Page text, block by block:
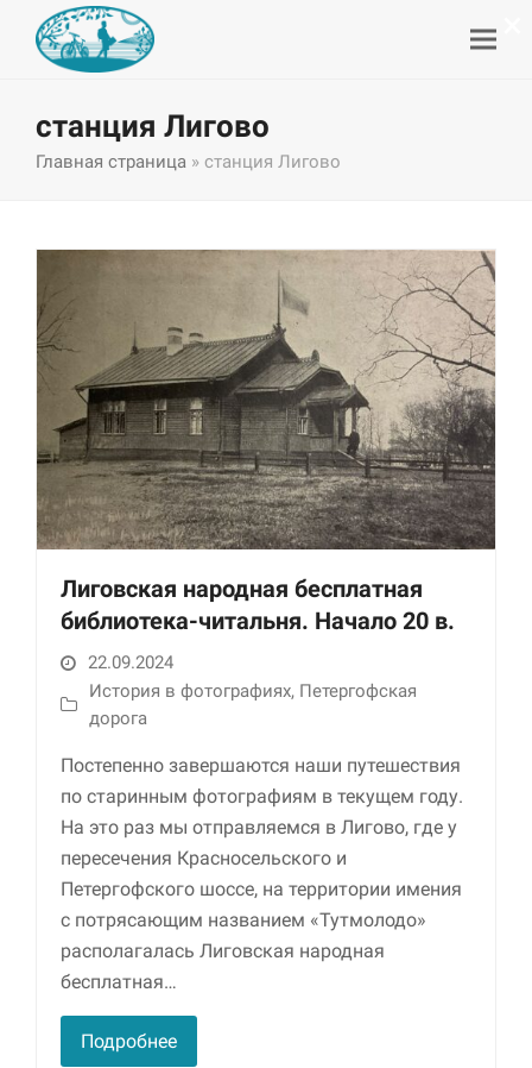
станция Лигово
Главная страница » станция Лигово
Лиговская народная бесплатная
библиотека-читальня. Начало 20 в.
22.09.2024
История в фотографиях, Петергофская
дорога
Постепенно завершаются наши путешествия
по старинным фотографиям в текущем году.
На это раз мы отправляемся в Лигово, где у
пересечения Красносельского и
Петергофского шоссе, на территории имения
с потрясающим названием «Тутмолодо»
располагалась Лиговская народная
бесплатная…
Подробнее
Необходимые
Использование
этих файлов cookie
обязательно. Они
необходимы для
функционирования
веб-сайта.